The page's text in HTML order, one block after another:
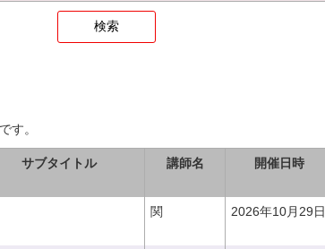
す。
サブタイトル 講師名 開催日時
関 2026年10月29日